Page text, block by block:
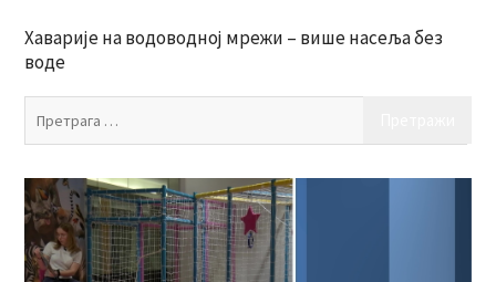
Хаварије на водоводној мрежи – више насеља без
воде